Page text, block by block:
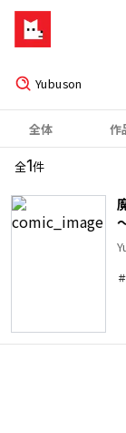
全体 作
全1件
＃